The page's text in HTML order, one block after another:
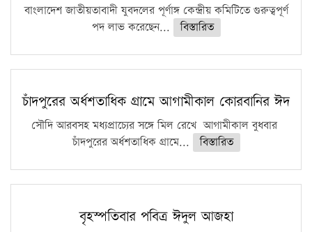
ফরিদগঞ্জে আগুনে পুড়লো ৬ ব্যবসা প্রতিষ্ঠান
বাংলাদেশ জাতীয়তাবাদী যুবদলের পূর্ণাঙ্গ কেন্দ্রীয় কমিটিতে গুরুত্বপূর্ণ
পদ লাভ করেছেন...
বিস্তারিত
চাঁদপুরের অর্ধশতাধিক গ্রামে আগামীকাল কোরবানির ঈদ
সৌদি আরবসহ মধ্যপ্রাচ্যের সঙ্গে মিল রেখে আগামীকাল বুধবার
চাঁদপুরের অর্ধশতাধিক গ্রামে...
বিস্তারিত
বৃহস্পতিবার পবিত্র ঈদুল আজহা